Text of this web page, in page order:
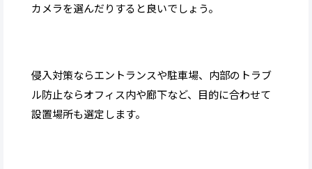
カメラを選んだりすると良いでしょう。
侵入対策ならエントランスや駐車場、内部のトラブ
ル防止ならオフィス内や廊下など、目的に合わせて
設置場所も選定します。